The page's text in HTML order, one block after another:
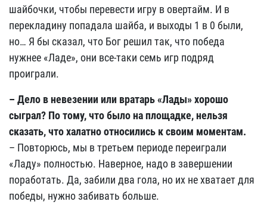
шайбочки, чтобы перевести игру в овертайм. И в
перекладину попадала шайба, и выходы 1 в 0 были,
но… Я бы сказал, что Бог решил так, что победа
нужнее «Ладе», они все-таки семь игр подряд
проиграли.
– Дело в невезении или вратарь «Лады» хорошо
сыграл? По тому, что было на площадке, нельзя
сказать, что халатно относились к своим моментам.
– Повторюсь, мы в третьем периоде переиграли
«Ладу» полностью. Наверное, надо в завершении
поработать. Да, забили два гола, но их не хватает для
победы, нужно забивать больше.